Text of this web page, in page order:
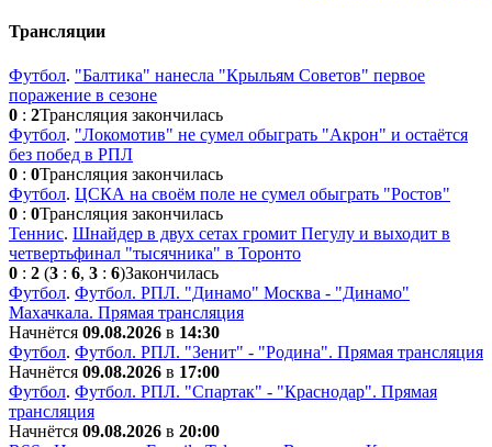
Трансляции
Футбол. "Балтика" нанесла "Крыльям Советов" первое
поражение в сезоне
0 : 2Трансляция закончилась
Футбол. "Локомотив" не сумел обыграть "Акрон" и остаётся
без побед в РПЛ
0 : 0Трансляция закончилась
Футбол. ЦСКА на своём поле не сумел обыграть "Ростов"
0 : 0Трансляция закончилась
Теннис. Шнайдер в двух сетах громит Пегулу и выходит в
четвертьфинал "тысячника" в Торонто
0 : 2 (3 : 6, 3 : 6)Закончилась
Футбол. Футбол. РПЛ. "Динамо" Москва - "Динамо"
Махачкала. Прямая трансляция
Начнётся 09.08.2026 в 14:30
Футбол. Футбол. РПЛ. "Зенит" - "Родина". Прямая трансляция
Начнётся 09.08.2026 в 17:00
Футбол. Футбол. РПЛ. "Спартак" - "Краснодар". Прямая
трансляция
Начнётся 09.08.2026 в 20:00